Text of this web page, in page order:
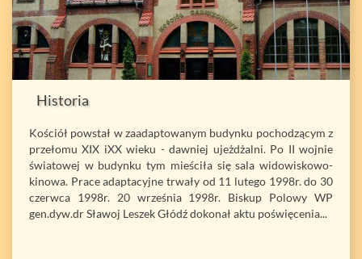
Historia
Kościół powstał w zaadaptowanym budynku pochodzącym z
przełomu XIX iXX wieku - dawniej ujeżdżalni. Po II wojnie
światowej w budynku tym mieściła się sala widowiskowo-
kinowa. Prace adaptacyjne trwały od 11 lutego 1998r. do 30
czerwca 1998r. 20 września 1998r. Biskup Polowy WP
gen.dyw.dr Sławoj Leszek Głódź dokonał aktu poświęcenia...